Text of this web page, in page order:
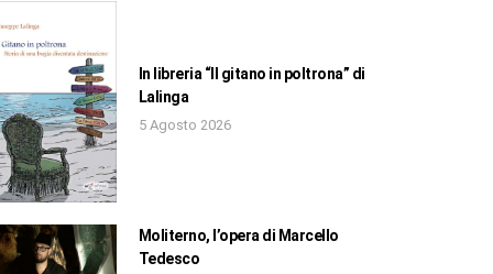
In libreria “Il gitano in poltrona” di
Lalinga
5 Agosto 2026
Moliterno, l’opera di Marcello
Tedesco